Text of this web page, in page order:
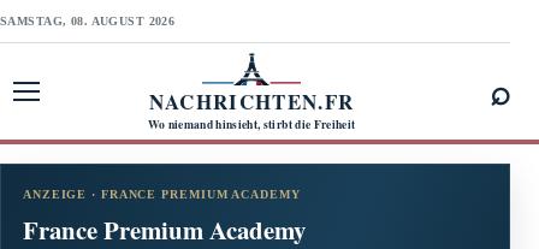
SAMSTAG, 08. AUGUST 2026
NACHRICHTEN.FR
Wo niemand hinsieht, stirbt die Freiheit
⌕
ANZEIGE · FRANCE PREMIUM ACADEMY
France Premium Academy